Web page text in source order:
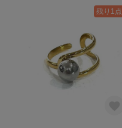
残り1点